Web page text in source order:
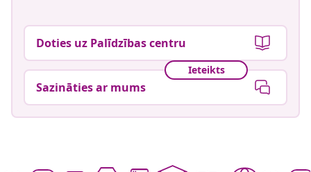
Doties uz Palīdzības centru
Ieteikts
Sazināties ar mums